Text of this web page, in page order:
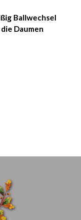
Ballwechsel
Daumen